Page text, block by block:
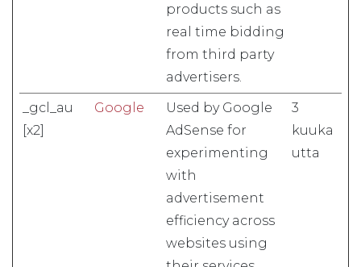
products such as
real time bidding
from third party
advertisers.
_gcl_au
[x2]
Google
Used by Google
AdSense for
experimenting
with
advertisement
efficiency across
websites using
3
kuuka
utta